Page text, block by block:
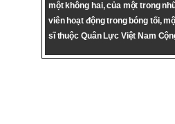
một không hai, của một trong
viên hoạt động trong bóng tối,
sĩ thuộc Quân Lực Việt Nam